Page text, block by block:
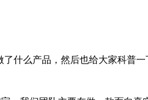
什么产品，然后也给大家科普一